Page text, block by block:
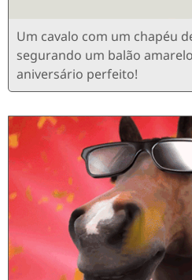
Um cavalo com um chapéu
segurando um balão
aniversário perfeito!